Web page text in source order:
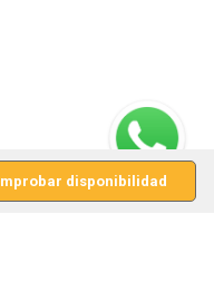
disponibilidad